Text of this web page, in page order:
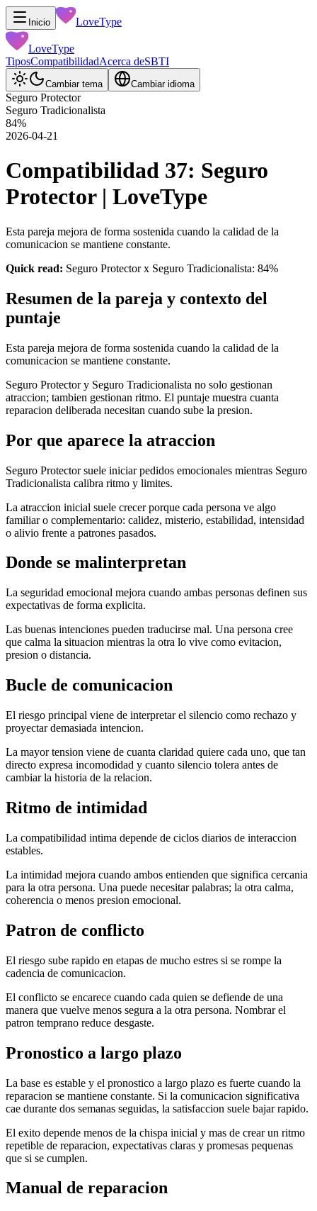
Inicio LoveType
LoveType
TiposCompatibilidadAcerca deSBTI
Cambiar tema Cambiar idioma
Seguro Protector
Seguro Tradicionalista
84%
2026-04-21
Compatibilidad 37: Seguro
Protector | LoveType
Esta pareja mejora de forma sostenida cuando la calidad de la
comunicacion se mantiene constante.
Quick read: Seguro Protector x Seguro Tradicionalista: 84%
Resumen de la pareja y contexto del
puntaje
Esta pareja mejora de forma sostenida cuando la calidad de la
comunicacion se mantiene constante.
Seguro Protector y Seguro Tradicionalista no solo gestionan
atraccion; tambien gestionan ritmo. El puntaje muestra cuanta
reparacion deliberada necesitan cuando sube la presion.
Por que aparece la atraccion
Seguro Protector suele iniciar pedidos emocionales mientras Seguro
Tradicionalista calibra ritmo y limites.
La atraccion inicial suele crecer porque cada persona ve algo
familiar o complementario: calidez, misterio, estabilidad, intensidad
o alivio frente a patrones pasados.
Donde se malinterpretan
La seguridad emocional mejora cuando ambas personas definen sus
expectativas de forma explicita.
Las buenas intenciones pueden traducirse mal. Una persona cree
que calma la situacion mientras la otra lo vive como evitacion,
presion o distancia.
Bucle de comunicacion
El riesgo principal viene de interpretar el silencio como rechazo y
proyectar demasiada intencion.
La mayor tension viene de cuanta claridad quiere cada uno, que tan
directo expresa incomodidad y cuanto silencio tolera antes de
cambiar la historia de la relacion.
Ritmo de intimidad
La compatibilidad intima depende de ciclos diarios de interaccion
estables.
La intimidad mejora cuando ambos entienden que significa cercania
para la otra persona. Una puede necesitar palabras; la otra calma,
coherencia o menos presion emocional.
Patron de conflicto
El riesgo sube rapido en etapas de mucho estres si se rompe la
cadencia de comunicacion.
El conflicto se encarece cuando cada quien se defiende de una
manera que vuelve menos segura a la otra persona. Nombrar el
patron temprano reduce desgaste.
Pronostico a largo plazo
La base es estable y el pronostico a largo plazo es fuerte cuando la
reparacion se mantiene constante. Si la comunicacion significativa
cae durante dos semanas seguidas, la satisfaccion suele bajar rapido.
El exito depende menos de la chispa inicial y mas de crear un ritmo
repetible de reparacion, expectativas claras y promesas pequenas
que si se cumplen.
Manual de reparacion